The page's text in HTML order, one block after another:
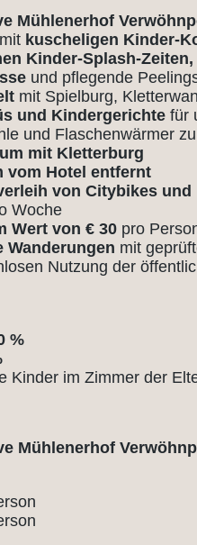
Mühlenerhof
kuscheligen Kinder-
Kinder-Splash-
und pflegende
mit Spielburg,
und Kindergerichte für
und Flaschenwärmer
mit Kletterburg
vom Hotel entfernt
von Citybikes und
Woche
Wert von € 30 pro
Wanderungen mit
Nutzung der
%
Kinder im Zimmer der
Mühlenerhof